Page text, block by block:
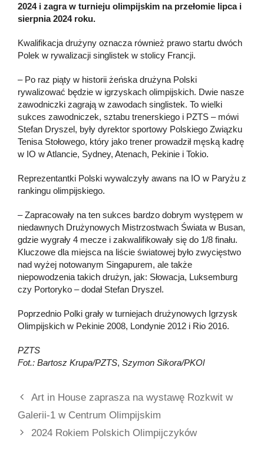
2024 i zagra w turnieju olimpijskim na przełomie lipca i
sierpnia 2024 roku.
Kwalifikacja drużyny oznacza również prawo startu dwóch
Polek w rywalizacji singlistek w stolicy Francji.
– Po raz piąty w historii żeńska drużyna Polski
rywalizować będzie w igrzyskach olimpijskich. Dwie nasze
zawodniczki zagrają w zawodach singlistek. To wielki
sukces zawodniczek, sztabu trenerskiego i PZTS – mówi
Stefan Dryszel, były dyrektor sportowy Polskiego Związku
Tenisa Stołowego, który jako trener prowadził męską kadrę
w IO w Atlancie, Sydney, Atenach, Pekinie i Tokio.
Reprezentantki Polski wywalczyły awans na IO w Paryżu z
rankingu olimpijskiego.
– Zapracowały na ten sukces bardzo dobrym występem w
niedawnych Drużynowych Mistrzostwach Świata w Busan,
gdzie wygrały 4 mecze i zakwalifikowały się do 1/8 finału.
Kluczowe dla miejsca na liście światowej było zwycięstwo
nad wyżej notowanym Singapurem, ale także
niepowodzenia takich drużyn, jak: Słowacja, Luksemburg
czy Portoryko – dodał Stefan Dryszel.
Poprzednio Polki grały w turniejach drużynowych Igrzysk
Olimpijskich w Pekinie 2008, Londynie 2012 i Rio 2016.
PZTS
Fot.: Bartosz Krupa/PZTS, Szymon Sikora/PKOl
Art in House zaprasza na wystawę Rozkwit w
Galerii-1 w Centrum Olimpijskim
2024 Rokiem Polskich Olimpijczyków